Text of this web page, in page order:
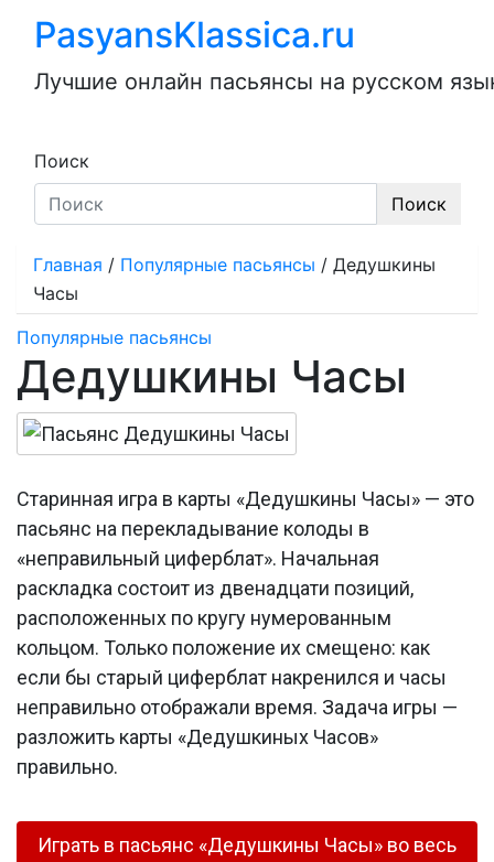
PasyansKlassica.ru
Лучшие онлайн пасьянсы на русском
Поиск
Поиск
Главная / Популярные пасьянсы / Дедушкины
Часы
Популярные пасьянсы
Дедушкины Часы
Старинная игра в карты «Дедушкины Часы» — это
пасьянс на перекладывание колоды в
«неправильный циферблат». Начальная
раскладка состоит из двенадцати позиций,
расположенных по кругу нумерованным
кольцом. Только положение их смещено: как
если бы старый циферблат накренился и часы
неправильно отображали время. Задача игры —
разложить карты «Дедушкиных Часов»
правильно.
Играть в пасьянс «Дедушкины Часы» во весь